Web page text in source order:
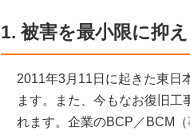
1. 被害を最小限に抑
2011年3月11日に起きた東日
ます。また、今もなお復旧工
れます。企業のBCP／BCM